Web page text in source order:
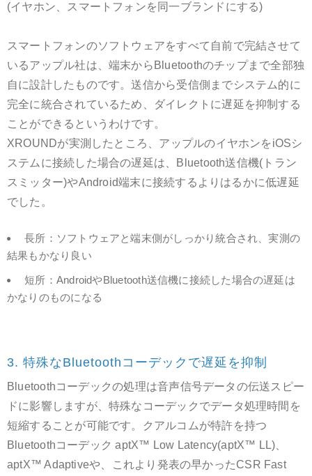
(イヤホン、スマートフォンを同一ブランドにする)
スマートフォンのソフトウェアをすべて自前で完結させて
いるアップル社は、端末からBluetoothのチップまで全部独
自に設計したものです。送信から受信側までシステム的に
完全に統合されているため、ダイレクトに遅延を抑制する
ことができるというわけです。
XROUNDが実測したところ、アップルのイヤホンをiOSシ
ステムに接続した場合の遅延は、Bluetooth送信機(トラン
スミッター)やAndroid端末に接続するよりはるかに低遅延
でした。
長所：ソフトウェアと端末側がしっかり統合され、実測の
結果もかなり良い
短所：AndroidやBluetooth送信機に接続した場合の遅延は
かなりのものになる
3. 特殊なBluetoothコーデックで遅延を抑制
Bluetoothコーデックの処理は音声信号データの伝送スピー
ドに影響しますが、特殊なコーデックでデータ処理時間を
短縮することが可能です。クアルコムが特許を持つ
Bluetoothコーデック aptX™ Low Latency(aptX™ LL)、
aptX™ Adaptiveや、これより発表の早かったCSR Fast